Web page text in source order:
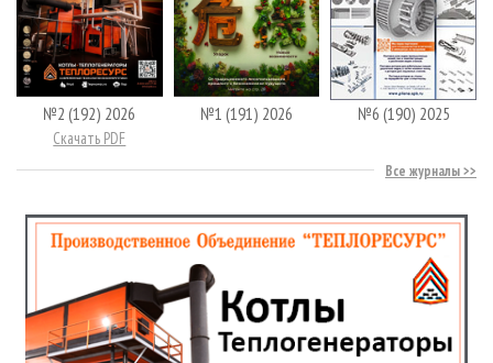
№2 (192) 2026
Скачать PDF
№1 (191) 2026 №6 (190) 2025
Все журналы